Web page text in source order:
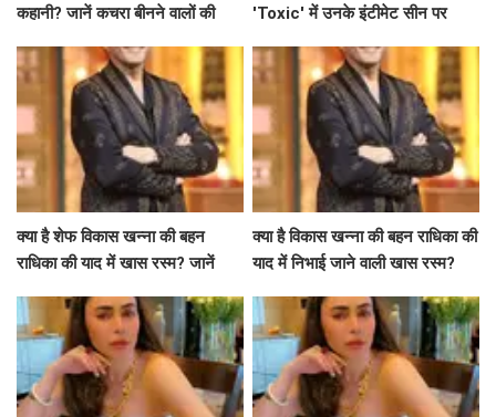
कहानी? जानें कचरा बीनने वालों की
'Toxic' में उनके इंटीमेट सीन पर
है खास?
क्या है शेफ विकास खन्ना की बहन
राधिका की याद में खास रस्म? जानें
क्या है विकास खन्ना की बहन राधिका की
याद में निभाई जाने वाली खास रस्म?